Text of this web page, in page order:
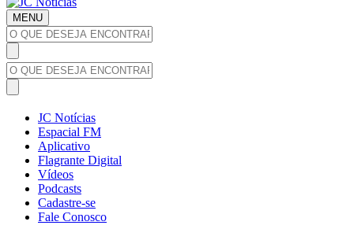
MENU
JC Notícias
Espacial FM
Aplicativo
Flagrante Digital
Vídeos
Podcasts
Cadastre-se
Fale Conosco